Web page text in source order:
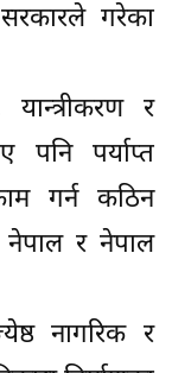
गरेका
र
पनि पर्याप्त
गर्न कठिन
नेपाल र नेपाल
नागरिक र